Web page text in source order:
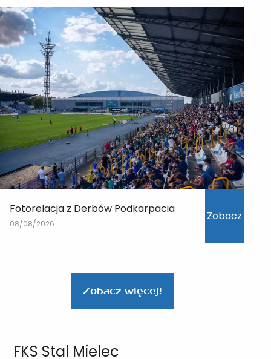
Fotorelacja z Derbów Podkarpacia
08/08/2026
Zobacz
Zobacz więcej!
FKS Stal Mielec